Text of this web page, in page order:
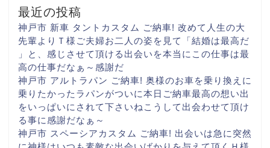
最近の投稿
神戸市 新車 タントカスタム ご納車! 改めて人生の大
先輩より Ｔ様ご夫婦お二人の姿を見て
「結婚は最高だ
」と、感じさせて頂ける出会いを本当にこの仕事は最
高の仕事だなぁ～ 感謝だ
神戸市 アルトラパン ご納車! 奥様のお車を乗り換えに
乗りたかったラパンがついに本日ご納車最高の想い出
をいっぱいに されて下さいね こうして出会わせて頂け
る事に感謝だなぁ～
神戸市 スペーシアカスタム ご納車! 出会いは急に 突然